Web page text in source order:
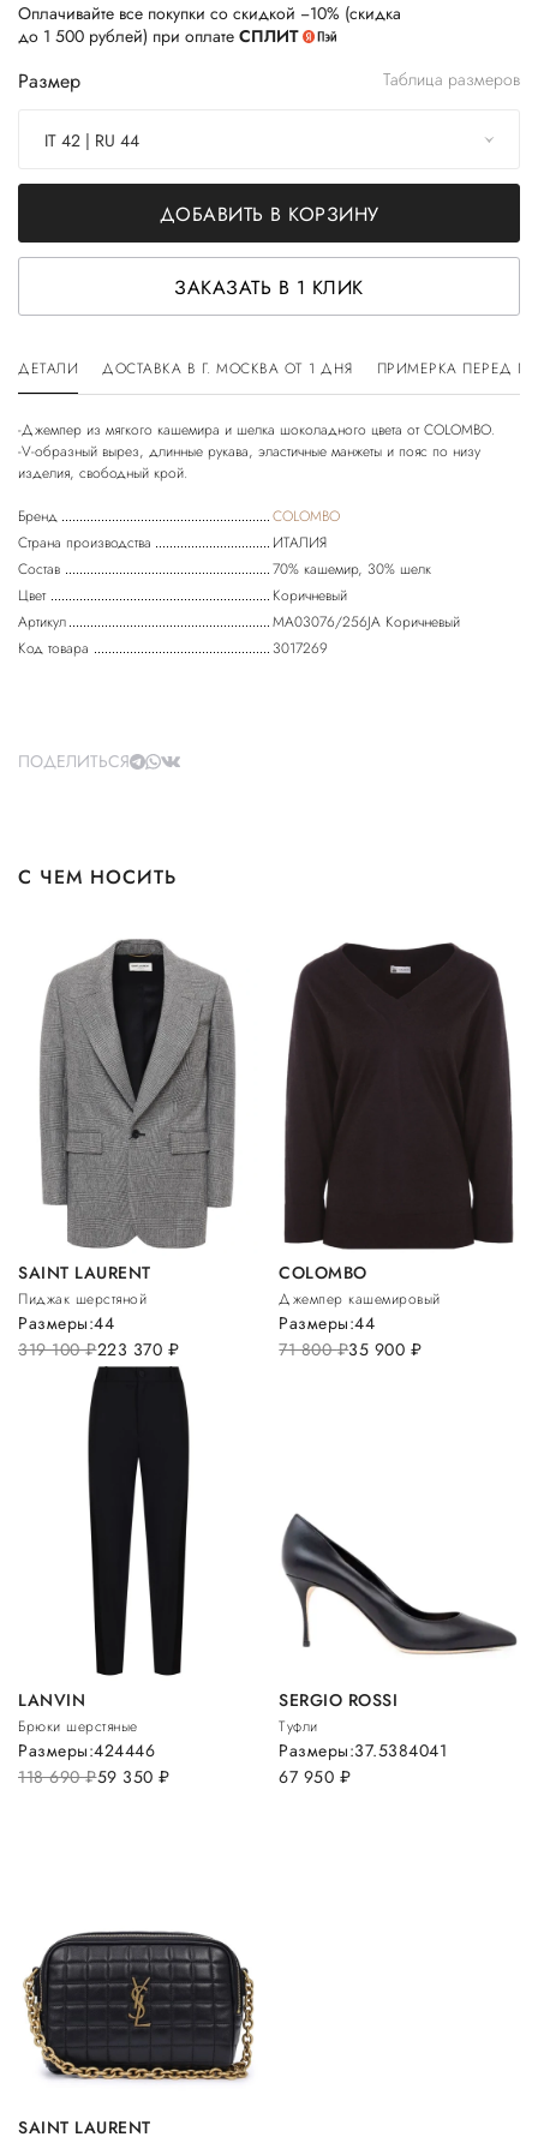
Оплачивайте все покупки со скидкой −10% (скидка
до 1 500 рублей) при оплате СПЛИТ
Размер Таблица размеров
IT 42 | RU 44
ДОБАВИТЬ В КОРЗИНУ
ЗАКАЗАТЬ В 1 КЛИК
ДЕТАЛИ ДОСТАВКА В Г. МОСКВА ОТ 1 ДНЯ ПРИМЕРКА ПЕРЕД
-Джемпер из мягкого кашемира и шелка шоколадного цвета от COLOMBO.
-V-образный вырез, длинные рукава, эластичные манжеты и пояс по низу
Бренд
COLOMBO
Страна производства
ИТАЛИЯ
Состав
70% кашемир, 30% шелк
Цвет
Коричневый
Артикул
MA03076/256JA Коричневый
Код товара
3017269
ПОДЕЛИТЬСЯ
С ЧЕМ НОСИТЬ
SAINT LAURENT
Пиджак шерстяной
319 100руб.223 370 руб.
Размеры:44
COLOMBO
Джемпер кашемировый
71 800руб.35 900 руб.
Размеры:44
LANVIN
Брюки шерстяные
118 690руб.59 350 руб.
Размеры:424446
SERGIO ROSSI
Туфли
67 950 руб.
Размеры:37.5384041
SAINT LAURENT